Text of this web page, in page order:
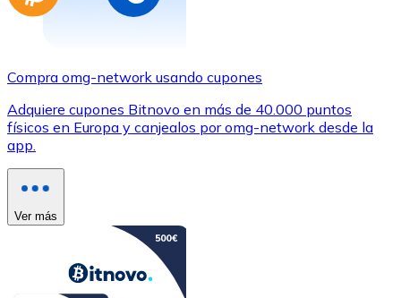
Compra omg-network usando cupones
Adquiere cupones Bitnovo en más de 40.000 puntos
físicos en Europa y canjealos por omg-network desde la
app.
Ver más